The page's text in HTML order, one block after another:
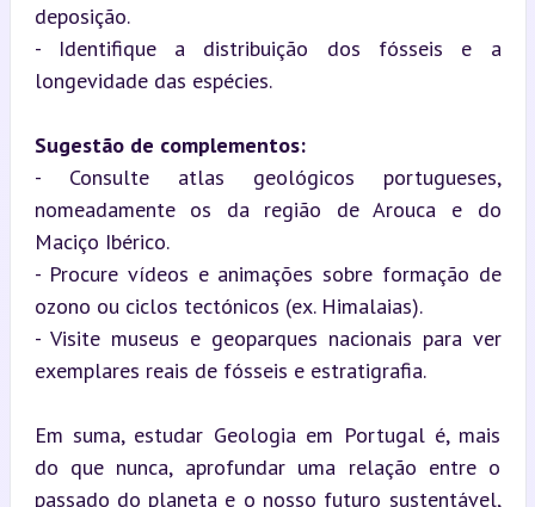
deposição.
- Identifique a distribuição dos fósseis e a
longevidade das espécies.
Sugestão de complementos:
- Consulte atlas geológicos portugueses,
nomeadamente os da região de Arouca e do
Maciço Ibérico.
- Procure vídeos e animações sobre formação de
ozono ou ciclos tectónicos (ex. Himalaias).
- Visite museus e geoparques nacionais para ver
exemplares reais de fósseis e estratigrafia.
Em suma, estudar Geologia em Portugal é, mais
do que nunca, aprofundar uma relação entre o
passado do planeta e o nosso futuro sustentável,